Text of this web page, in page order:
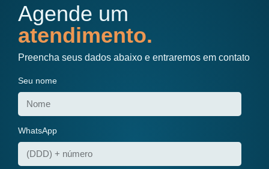
Agende um
atendimento.
Preencha seus dados abaixo e entraremos em contato
Seu nome
WhatsApp